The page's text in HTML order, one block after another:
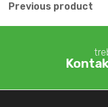
Previous product